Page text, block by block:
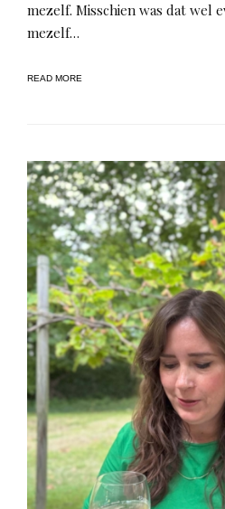
mezelf. Misschien was dat wel
mezelf…
READ MORE